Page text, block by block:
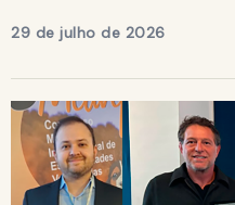
29 de julho de 2026